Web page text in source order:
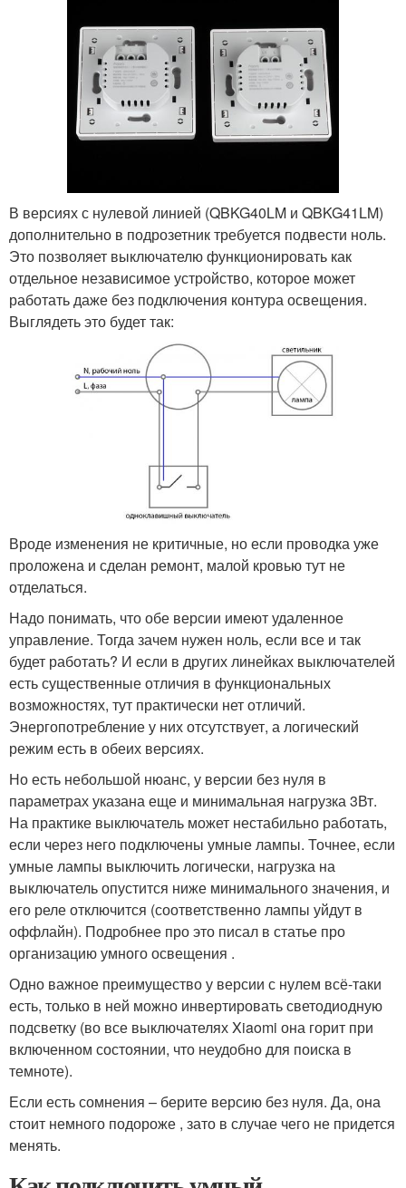
В версиях с нулевой линией (QBKG40LM и QBKG41LM)
дополнительно в подрозетник требуется подвести ноль.
Это позволяет выключателю функционировать как
отдельное независимое устройство, которое может
работать даже без подключения контура освещения.
Выглядеть это будет так:
Вроде изменения не критичные, но если проводка уже
проложена и сделан ремонт, малой кровью тут не
отделаться.
Надо понимать, что обе версии имеют удаленное
управление. Тогда зачем нужен ноль, если все и так
будет работать? И если в других линейках выключателей
есть существенные отличия в функциональных
возможностях, тут практически нет отличий.
Энергопотребление у них отсутствует, а логический
режим есть в обеих версиях.
Но есть небольшой нюанс, у версии без нуля в
параметрах указана еще и минимальная нагрузка 3Вт.
На практике выключатель может нестабильно работать,
если через него подключены умные лампы. Точнее, если
умные лампы выключить логически, нагрузка на
выключатель опустится ниже минимального значения, и
его реле отключится (соответственно лампы уйдут в
оффлайн). Подробнее про это писал в статье про
организацию умного освещения .
Одно важное преимущество у версии с нулем всё-таки
есть, только в ней можно инвертировать светодиодную
подсветку (во все выключателях Xiaomi она горит при
включенном состоянии, что неудобно для поиска в
темноте).
Если есть сомнения – берите версию без нуля. Да, она
стоит немного подороже , зато в случае чего не придется
менять.